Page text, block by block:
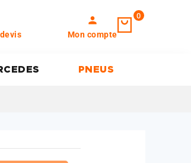
person
Mon compte
0
PNEUS